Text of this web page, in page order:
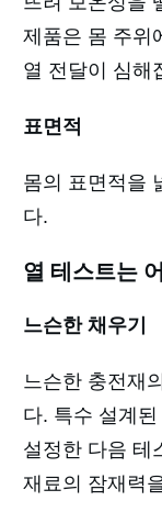
제품은 몸 주위
열 전달이 심해
표면적
몸의 표면적을
다.
열 테스트는
느슨한 채우기
느슨한 충전재
다. 특수 설계
설정한 다음 테
재료의 잠재력